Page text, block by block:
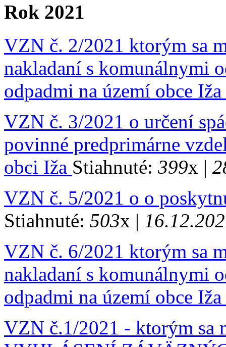
Rok 2021
VZN č. 2/2021 ktorým sa
nakladaní s komunálnymi
odpadmi na území obce Iža
VZN č. 3/2021 o určení
povinné predprimárne
obci Iža Stiahnuté: 399x |
VZN č. 5/2021 o o
Stiahnuté: 503x |
VZN č. 6/2021 ktorým sa
nakladaní s komunálnymi
odpadmi na území obce Iža
VZN č.1/2021 - ktorým sa